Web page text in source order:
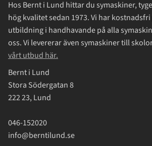
Hos Bernt i Lund hittar du symaskiner,
hög kvalitet sedan 1973. Vi har
utbildning i handhavande på alla
oss. Vi levererar även symaskiner till
vårt utbud här.
Bernt i Lund
Stora Södergatan 8
222 23, Lund
046-152020
info@berntilund.se